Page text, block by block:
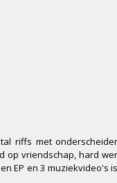
riffs met
vriendschap, hard
EP en 3 muziekvideo's